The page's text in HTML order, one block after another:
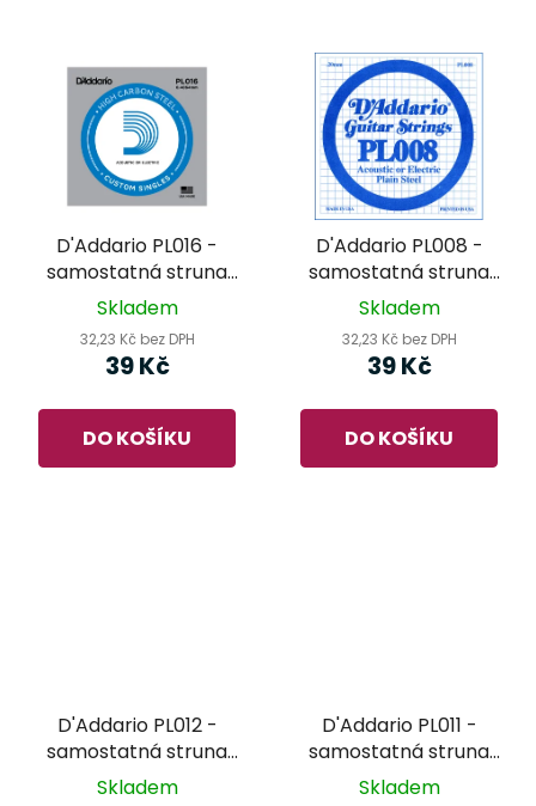
D'Addario PL016 -
samostatná struna
pro kytaru
Skladem
32,23 Kč bez DPH
39 Kč
DO KOŠÍKU
D'Addario PL008 -
samostatná struna
pro kytaru
Skladem
32,23 Kč bez DPH
39 Kč
DO KOŠÍKU
D'Addario PL012 -
samostatná struna
pro kytaru
Skladem
D'Addario PL011 -
samostatná struna
pro kytaru
Skladem